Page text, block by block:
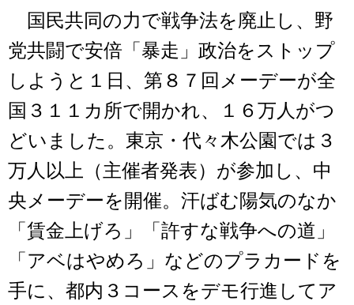
国民共同の力で戦争法を廃止し、野
党共闘で安倍「暴走」政治をストップ
しようと１日、第８７回メーデーが全
国３１１カ所で開かれ、１６万人がつ
どいました。東京・代々木公園では３
万人以上（主催者発表）が参加し、中
央メーデーを開催。汗ばむ陽気のなか
「賃金上げろ」「許すな戦争への道」
「アベはやめろ」などのプラカードを
手に、都内３コースをデモ行進してア